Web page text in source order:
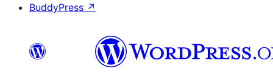
BuddyPress ↗